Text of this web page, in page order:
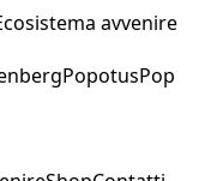
avvenire
PopotusPop